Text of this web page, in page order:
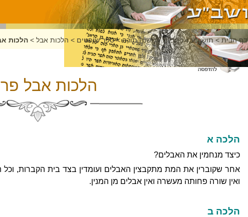
דף הבית >תושב"ע >רמב"ם - משנה תורה>ספר שופטים > הלכות אבל > הלכות
הלכות אבל
הלכה א
כיצד מנחמין את האבלים?
אחר שקוברין את המת מתקבצין האבלים ועומדין בצד בית הקברות, וכל
ואין שורה פחותה מעשרה ואין אבלים מן המנין.
הלכה ב